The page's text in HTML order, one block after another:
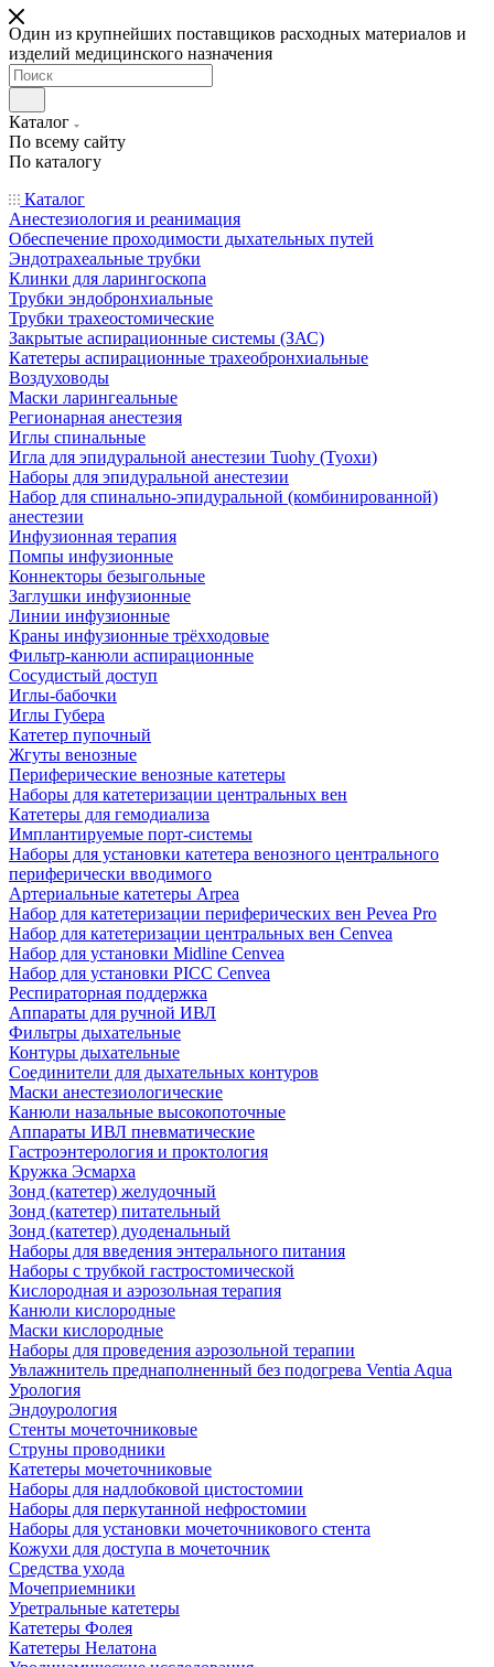
Один из крупнейших поставщиков расходных материалов и
изделий медицинского назначения
Каталог
По всему сайту
По каталогу
Каталог
Анестезиология и реанимация
Обеспечение проходимости дыхательных путей
Эндотрахеальные трубки
Клинки для ларингоскопа
Трубки эндобронхиальные
Трубки трахеостомические
Закрытые аспирационные системы (ЗАС)
Катетеры аспирационные трахеобронхиальные
Воздуховоды
Маски ларингеальные
Регионарная анестезия
Иглы спинальные
Игла для эпидуральной анестезии Tuohy (Туохи)
Наборы для эпидуральной анестезии
Набор для спинально-эпидуральной (комбинированной)
анестезии
Инфузионная терапия
Помпы инфузионные
Коннекторы безыгольные
Заглушки инфузионные
Линии инфузионные
Краны инфузионные трёхходовые
Фильтр-канюли аспирационные
Сосудистый доступ
Иглы-бабочки
Иглы Губера
Катетер пупочный
Жгуты венозные
Периферические венозные катетеры
Наборы для катетеризации центральных вен
Катетеры для гемодиализа
Имплантируемые порт‑системы
Наборы для установки катетера венозного центрального
периферически вводимого
Артериальные катетеры Arpea
Набор для катетеризации периферических вен Pevea Pro
Набор для катетеризации центральных вен Cenvea
Набор для установки Midline Cenvea
Набор для установки PICC Cenvea
Респираторная поддержка
Аппараты для ручной ИВЛ
Фильтры дыхательные
Контуры дыхательные
Соединители для дыхательных контуров
Маски анестезиологические
Канюли назальные высокопоточные
Аппараты ИВЛ пневматические
Гастроэнтерология и проктология
Кружка Эсмарха
Зонд (катетер) желудочный
Зонд (катетер) питательный
Зонд (катетер) дуоденальный
Наборы для введения энтерального питания
Наборы с трубкой гастростомической
Кислородная и аэрозольная терапия
Канюли кислородные
Маски кислородные
Наборы для проведения аэрозольной терапии
Увлажнитель преднаполненный без подогрева Ventia Aqua
Урология
Эндоурология
Стенты мочеточниковые
Струны проводники
Катетеры мочеточниковые
Наборы для надлобковой цистостомии
Наборы для перкутанной нефростомии
Наборы для установки мочеточникового стента
Кожухи для доступа в мочеточник
Средства ухода
Мочеприемники
Уретральные катетеры
Катетеры Фолея
Катетеры Нелатона